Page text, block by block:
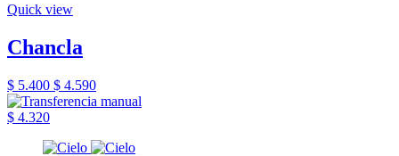
Quick view
Chancla
$ 5.400 $ 4.590
$ 4.320